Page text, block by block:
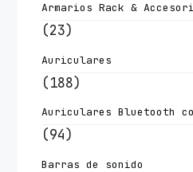
Armarios Rack &
(23)
Auriculares
(188)
Auriculares Bluetooth
(94)
Barras de sonido